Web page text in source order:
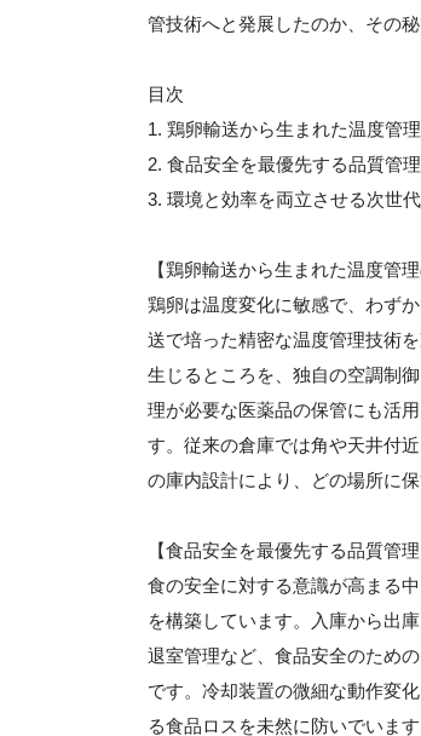
管技術へと発展したのか、その秘
目次
1. 鶏卵輸送から生まれた温度管
2. 食品安全を最優先する品質管
3. 環境と効率を両立させる次世
【鶏卵輸送から生まれた温度管理
鶏卵は温度変化に敏感で、わず
送で培った精密な温度管理技術
生じるところを、独自の空調制
理が必要な医薬品の保管にも活
す。従来の倉庫では角や天井付
の庫内設計により、どの場所に
【食品安全を最優先する品質管理
食の安全に対する意識が高まる
を構築しています。入庫から出
退室管理など、食品安全のため
です。冷却装置の微細な動作変
る食品ロスを未然に防いでいま